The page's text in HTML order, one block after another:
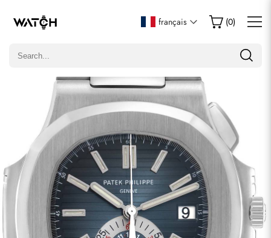
français (0)
Écrire un commentaire
Seuls les clients ayant acheté cet article sont autorisés à
commentaires